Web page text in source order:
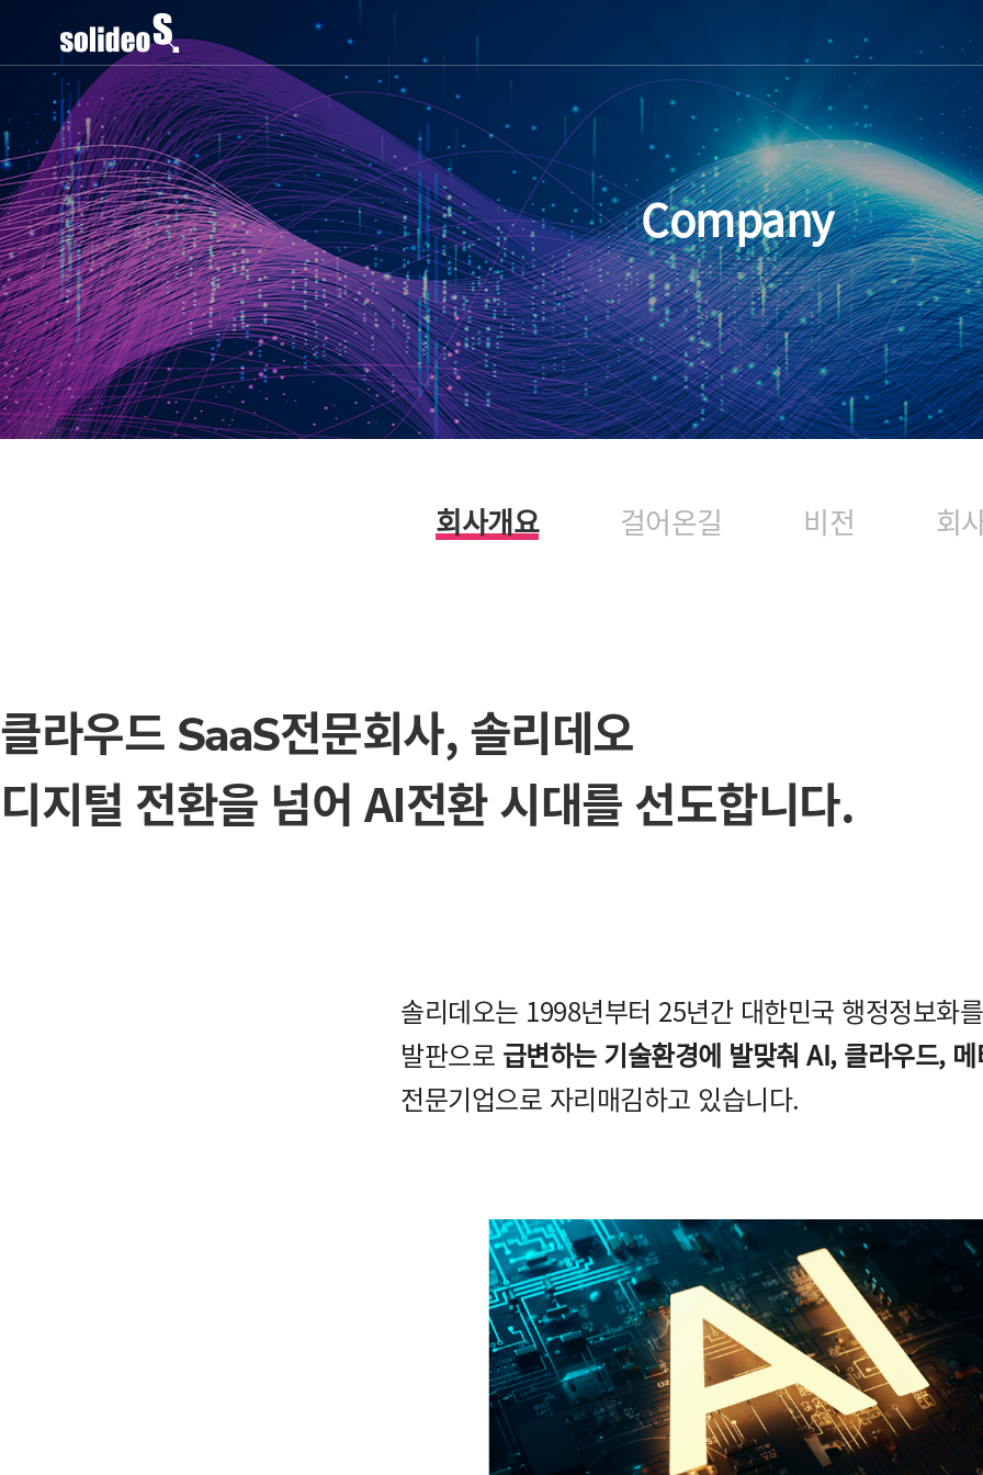
Company
회사개요 걸어온길 비전 회
클라우드 SaaS전문회사,솔리데오
디지털 전환을 넘어 AI전환 시대를 선도합니다.
솔리데오는 1998년부터 25년간 대한민국 행정정보화
발판으로 급변하는 기술환경에 발맞춰 AI, 클라우드,
전문기업으로 자리매김하고 있습니다.